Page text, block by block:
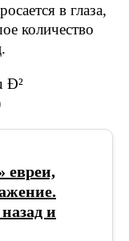
в глаза,
количество
евреи,
и